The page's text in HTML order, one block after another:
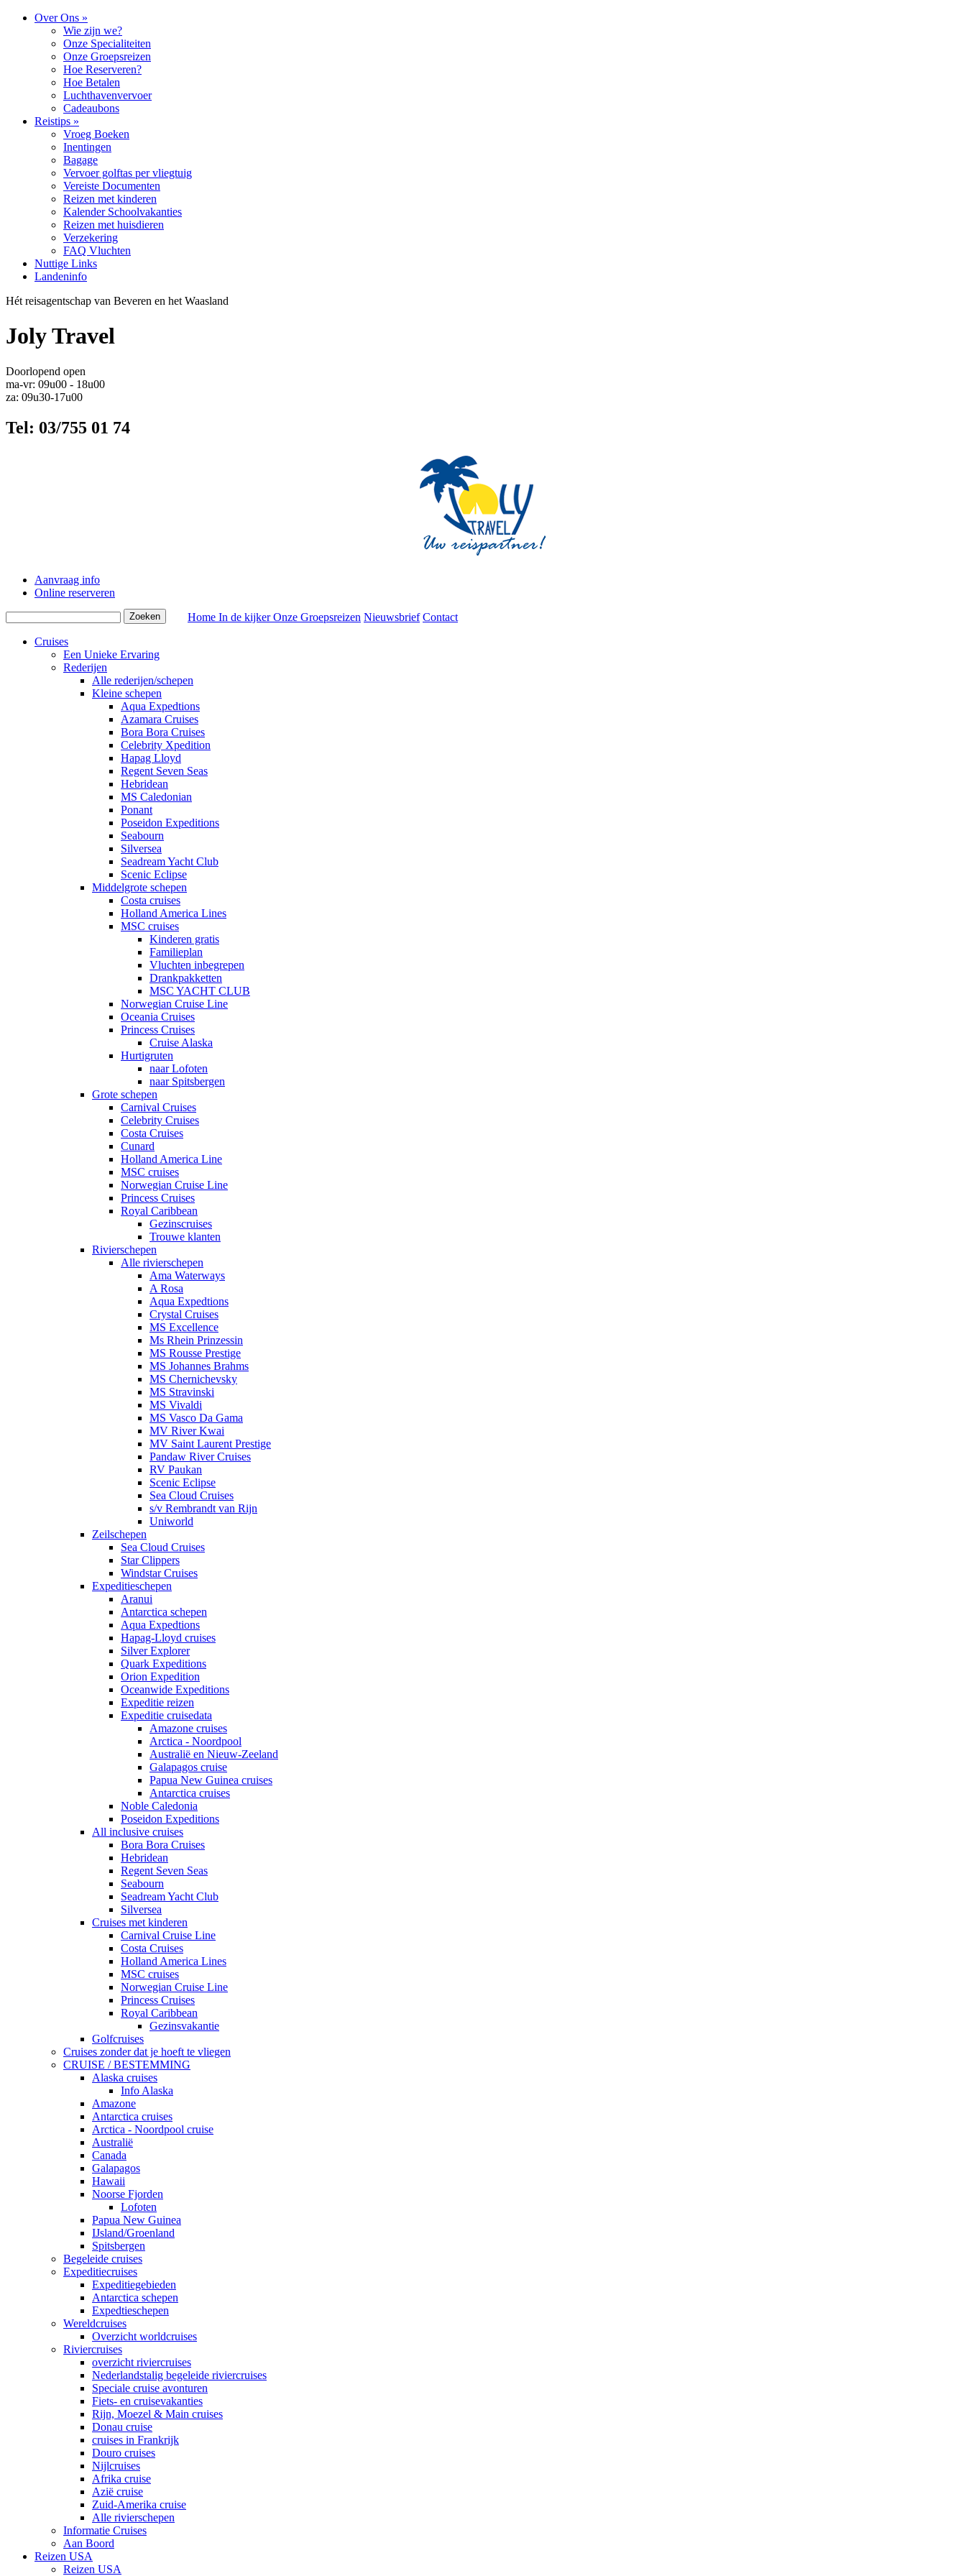
Over Ons »
Wie zijn we?
Onze Specialiteiten
Onze Groepsreizen
Hoe Reserveren?
Hoe Betalen
Luchthavenvervoer
Cadeaubons
Reistips »
Vroeg Boeken
Inentingen
Bagage
Vervoer golftas per vliegtuig
Vereiste Documenten
Reizen met kinderen
Kalender Schoolvakanties
Reizen met huisdieren
Verzekering
FAQ Vluchten
Nuttige Links
Landeninfo
Hét reisagentschap van Beveren en het Waasland
Joly Travel
Doorlopend open
ma-vr: 09u00 - 18u00
za: 09u30-17u00
Tel: 03/755 01 74
Aanvraag info
Online reserveren
Home In de kijkerOnze Groepsreizen Nieuwsbrief Contact
Cruises
Een Unieke Ervaring
Rederijen
Alle rederijen/schepen
Kleine schepen
Aqua Expedtions
Azamara Cruises
Bora Bora Cruises
Celebrity Xpedition
Hapag Lloyd
Regent Seven Seas
Hebridean
MS Caledonian
Ponant
Poseidon Expeditions
Seabourn
Silversea
Seadream Yacht Club
Scenic Eclipse
Middelgrote schepen
Costa cruises
Holland America Lines
MSC cruises
Kinderen gratis
Familieplan
Vluchten inbegrepen
Drankpakketten
MSC YACHT CLUB
Norwegian Cruise Line
Oceania Cruises
Princess Cruises
Cruise Alaska
Hurtigruten
naar Lofoten
naar Spitsbergen
Grote schepen
Carnival Cruises
Celebrity Cruises
Costa Cruises
Cunard
Holland America Line
MSC cruises
Norwegian Cruise Line
Princess Cruises
Royal Caribbean
Gezinscruises
Trouwe klanten
Rivierschepen
Alle rivierschepen
Ama Waterways
A Rosa
Aqua Expedtions
Crystal Cruises
MS Excellence
Ms Rhein Prinzessin
MS Rousse Prestige
MS Johannes Brahms
MS Chernichevsky
MS Stravinski
MS Vivaldi
MS Vasco Da Gama
MV River Kwai
MV Saint Laurent Prestige
Pandaw River Cruises
RV Paukan
Scenic Eclipse
Sea Cloud Cruises
s/v Rembrandt van Rijn
Uniworld
Zeilschepen
Sea Cloud Cruises
Star Clippers
Windstar Cruises
Expeditieschepen
Aranui
Antarctica schepen
Aqua Expedtions
Hapag-Lloyd cruises
Silver Explorer
Quark Expeditions
Orion Expedition
Oceanwide Expeditions
Expeditie reizen
Expeditie cruisedata
Amazone cruises
Arctica - Noordpool
Australië en Nieuw-Zeeland
Galapagos cruise
Papua New Guinea cruises
Antarctica cruises
Noble Caledonia
Poseidon Expeditions
All inclusive cruises
Bora Bora Cruises
Hebridean
Regent Seven Seas
Seabourn
Seadream Yacht Club
Silversea
Cruises met kinderen
Carnival Cruise Line
Costa Cruises
Holland America Lines
MSC cruises
Norwegian Cruise Line
Princess Cruises
Royal Caribbean
Gezinsvakantie
Golfcruises
Cruises zonder dat je hoeft te vliegen
CRUISE / BESTEMMING
Alaska cruises
Info Alaska
Amazone
Antarctica cruises
Arctica - Noordpool cruise
Australië
Canada
Galapagos
Hawaii
Noorse Fjorden
Lofoten
Papua New Guinea
IJsland/Groenland
Spitsbergen
Begeleide cruises
Expeditiecruises
Expeditiegebieden
Antarctica schepen
Expedtieschepen
Wereldcruises
Overzicht worldcruises
Riviercruises
overzicht riviercruises
Nederlandstalig begeleide riviercruises
Speciale cruise avonturen
Fiets- en cruisevakanties
Rijn, Moezel & Main cruises
Donau cruise
cruises in Frankrijk
Douro cruises
Nijlcruises
Afrika cruise
Azië cruise
Zuid-Amerika cruise
Alle rivierschepen
Informatie Cruises
Aan Boord
Reizen USA
Reizen USA